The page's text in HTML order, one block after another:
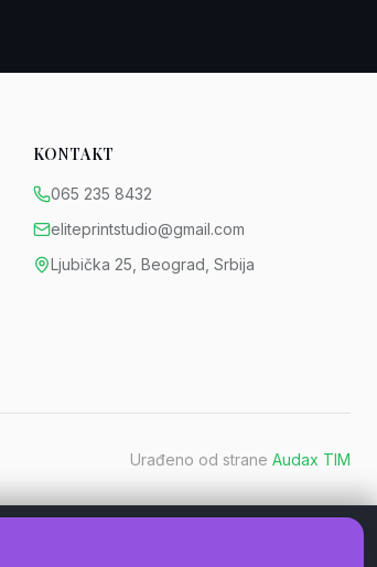
KONTAKT
065 235 8432
eliteprintstudio@gmail.com
Ljubička 25, Beograd, Srbija
Urađeno od strane Audax TIM